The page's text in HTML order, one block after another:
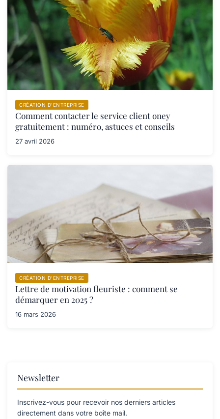
CRÉATION D’ENTREPRISE
Comment contacter le service client oney
gratuitement : numéro, astuces et conseils
27 avril 2026
CRÉATION D’ENTREPRISE
Lettre de motivation fleuriste : comment se
démarquer en 2025 ?
16 mars 2026
Newsletter
Inscrivez-vous pour recevoir nos derniers articles
directement dans votre boîte mail.